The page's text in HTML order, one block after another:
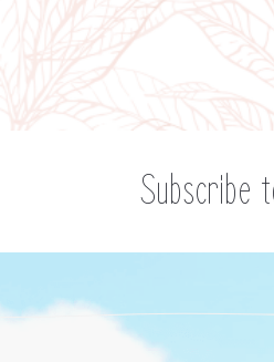
Subscribe